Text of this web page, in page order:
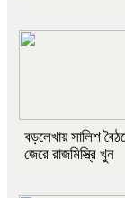
বড়লেখায় সালিশ
জেরে রাজমিস্ত্রি খুন